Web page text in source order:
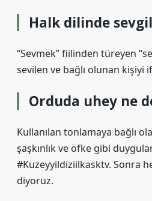
Halk dilinde
“Sevmek” fiilinden türeyen
sevilen ve bağlı olunan kişiyi
Orduda uhey ne
Kullanılan tonlamaya bağlı
şaşkınlık ve öfke gibi
#Kuzeyyildiziilkasktv. Sonra
diyoruz.